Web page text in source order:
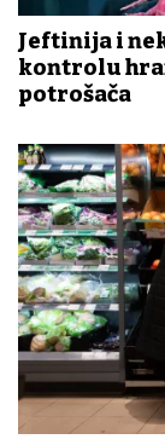
Jeftinija i
kontrolu
potrošača